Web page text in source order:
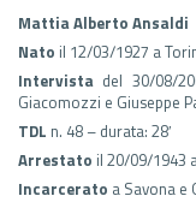
Mattia Alberto Ansaldi
Nato il 12/03/1927 a
Intervista del 30/08/
Giacomozzi e Giuseppe
TDL n. 48 – durata: 28′
Arrestato il 20/09/1943
Incarcerato a Savona e